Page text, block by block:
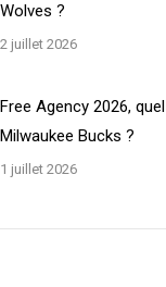
Wolves ?
2 juillet 2026
Free Agency 2026,
Milwaukee Bucks ?
1 juillet 2026